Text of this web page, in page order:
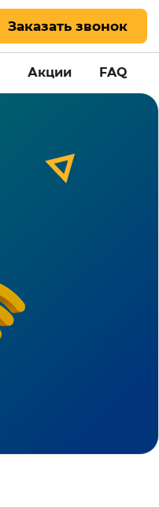
Заказать звонок
Акции FAQ